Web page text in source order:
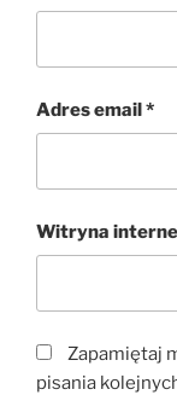
Adres email*
Witryna
Zapamiętaj
pisania